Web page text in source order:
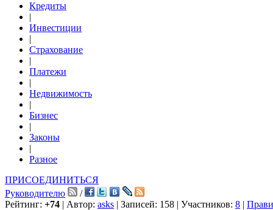
Кредиты
|
Инвестиции
|
Страхование
|
Платежи
|
Недвижимость
|
Бизнес
|
Законы
|
Разное
ПРИСОЕДИНИТЬСЯ
Руководителю
/
Рейтинг: +74 | Автор: asks | Записей: 158 | Участников: 8 |